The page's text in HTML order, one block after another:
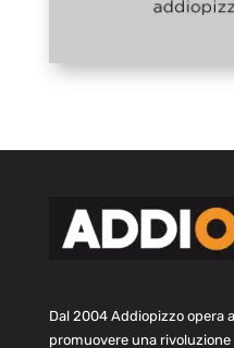
Dal 2004 Addiopizzo opera
promuovere una